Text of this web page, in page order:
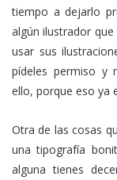
tiempo a dejarlo
algún ilustrador
usar sus
pídeles permiso y
ello, porque eso ya
Otra de las cosas
una tipografía
alguna tienes